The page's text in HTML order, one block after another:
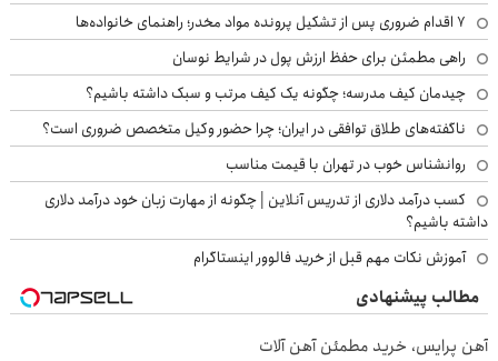
۷ اقدام ضروری پس از تشکیل پرونده مواد مخدر؛ راهنمای خانواده‌ها
راهی مطمئن برای حفظ ارزش پول در شرایط نوسان
چیدمان کیف مدرسه؛ چگونه یک کیف مرتب و سبک داشته باشیم؟
ناگفته‌های طلاق توافقی در ایران؛ چرا حضور وکیل متخصص ضروری است؟
روانشناس خوب در تهران با قیمت مناسب
کسب درآمد دلاری از تدریس آنلاین | چگونه از مهارت زبان خود درآمد دلاری
داشته باشیم؟
آموزش نکات مهم قبل از خرید فالوور اینستاگرام
مطالب پیشنهادی
آهن پرایس، خرید مطمئن آهن آلات